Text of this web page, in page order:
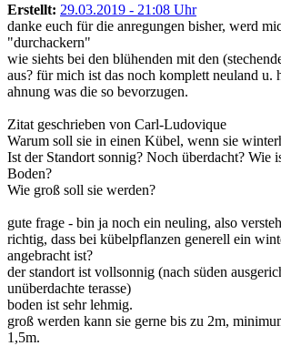
Erstellt: 29.03.2019 - 21:08 Uhr
danke euch für die anregungen bisher, werd
"durchackern"
wie siehts bei den blühenden mit den
aus? für mich ist das noch komplett neuland u.
ahnung was die so bevorzugen.
Zitat geschrieben von Carl-Ludovique
Warum soll sie in einen Kübel, wenn sie
Ist der Standort sonnig? Noch überdacht? Wie
Boden?
Wie groß soll sie werden?
gute frage - bin ja noch ein neuling, also
richtig, dass bei kübelpflanzen generell ein
angebracht ist?
der standort ist vollsonnig (nach süden
unüberdachte terasse)
boden ist sehr lehmig.
groß werden kann sie gerne bis zu 2m,
1,5m.